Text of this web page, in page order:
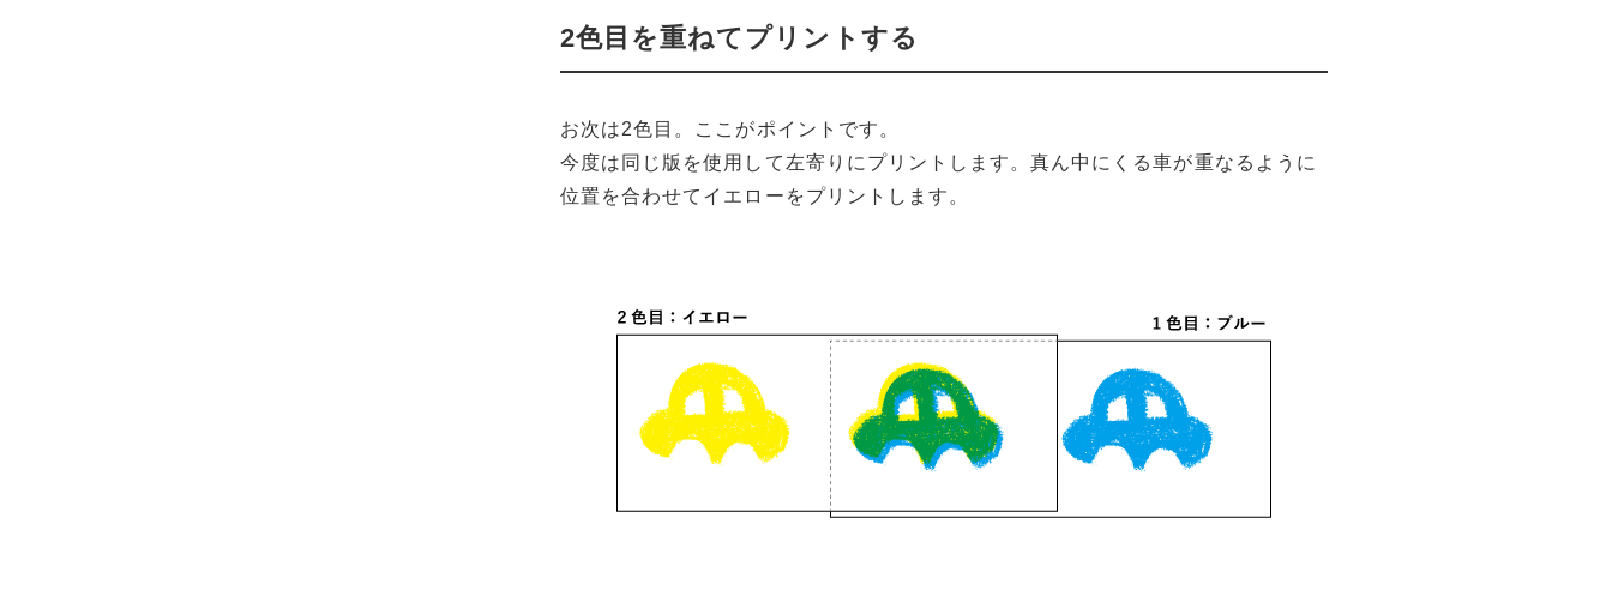
2色目を重ねてプリントする
お次は2色目。ここがポイントです。
今度は同じ版を使用して左寄りにプリントします。真ん中にくる車が重なるように
位置を合わせてイエローをプリントします。